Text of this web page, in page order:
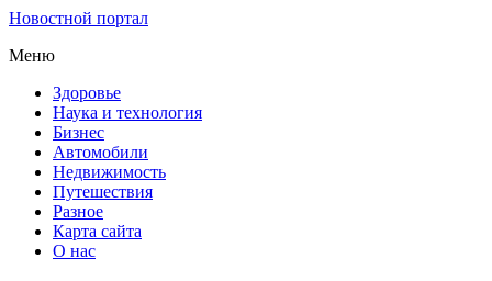
Новостной портал
Меню
Здоровье
Наука и технология
Бизнес
Автомобили
Недвижимость
Путешествия
Разное
Карта сайта
О нас